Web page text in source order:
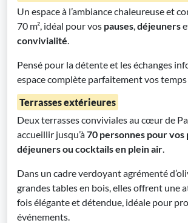
Un espace à l’ambiance chaleureuse et
70 m², idéal pour vos pauses,déjeuners
convivialité.
Pensé pour la détente et les échanges
espace complète parfaitement vos
Terrasses extérieures
Deux terrasses conviviales au cœur de
accueillir jusqu’à70 personnes pour vos
déjeuners ou cocktails en plein air.
Dans un cadre verdoyant agrémenté
grandes tables en bois, elles offrent une
fois élégante et détendue, idéale pour
événements.